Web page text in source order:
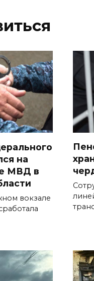
этапа
проектов
05 августа
К
за
05 августа
на
МВД в
вокзале